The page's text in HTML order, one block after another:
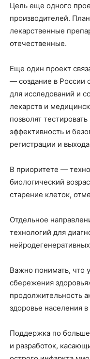
Цель еще одного
производителей.
лекарственные
отечественные.
Еще один проект
— создание в России
для исследований и
лекарств и
позволят
эффективность и
регистрации и
В приоритете —
биологический
старение клеток,
Отдельное
технологий для
Важно понимать, что
сбережения
продолжительность
здоровье населения
Поддержка по
и разработок,